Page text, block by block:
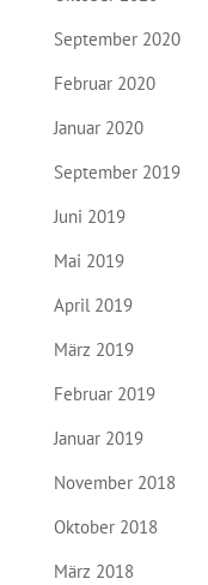
September 2020
Februar 2020
Januar 2020
September 2019
Juni 2019
Mai 2019
April 2019
März 2019
Februar 2019
Januar 2019
November 2018
Oktober 2018
März 2018